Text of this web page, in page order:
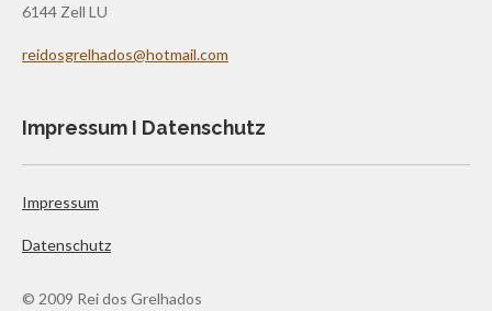
6144 Zell LU
reidosgrelhados@hotmail.com
Impressum I Datenschutz
Impressum
Datenschutz
© 2009 Rei dos Grelhados